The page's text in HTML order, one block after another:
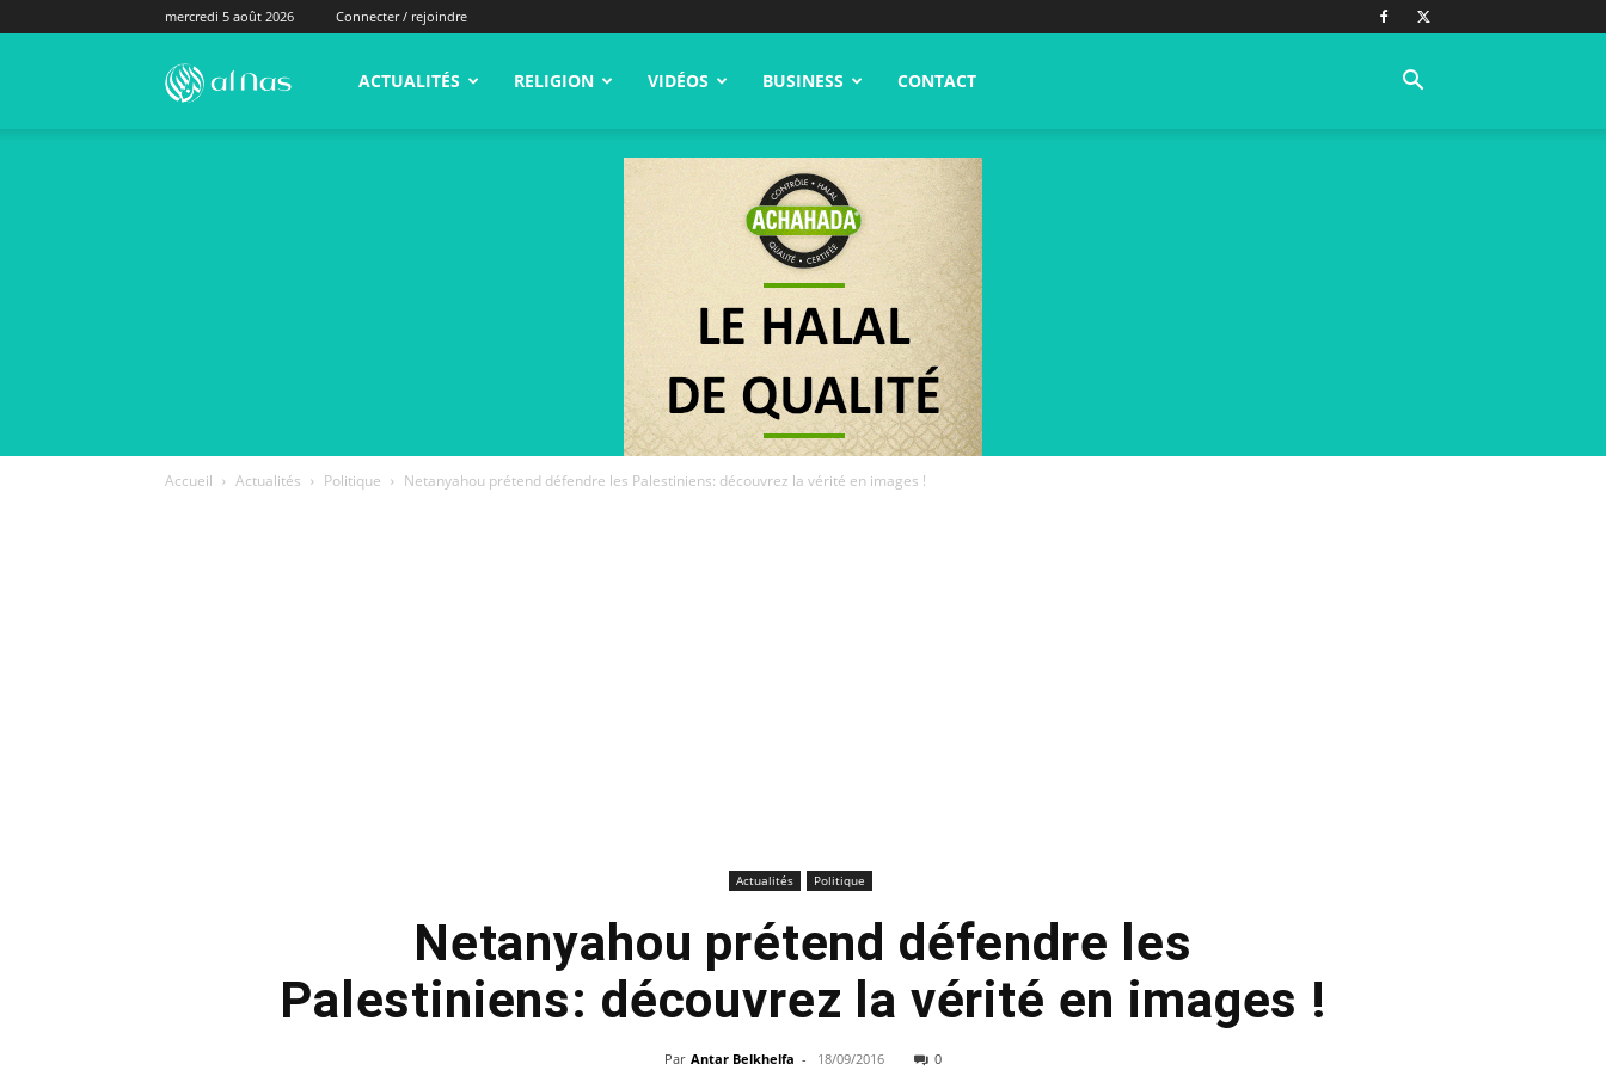
mercredi 5 août 2026 Connecter / rejoindre
alNas.fr ACTUALITÉS RELIGION VIDÉOS BUSINESS CONTACT
Accueil Actualités Politique Netanyahou prétend défendre les Palestiniens: découvrez la vérité en images !
Actualités Politique
Netanyahou prétend défendre les
Palestiniens: découvrez la vérité en images !
Par Antar Belkhelfa - 18/09/2016 0